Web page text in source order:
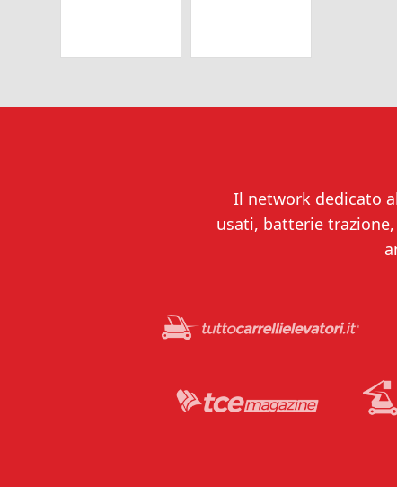
Il network dedicato
usati, batterie